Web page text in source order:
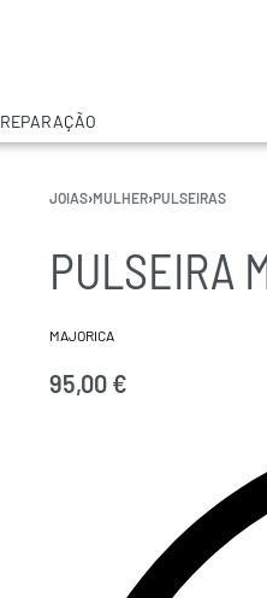
REPARAÇÃO
JOIAS›MULHER›PULSEIRAS
PULSEIRA
MAJORICA
95,00 €